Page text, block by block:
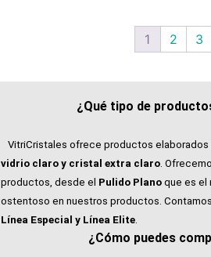
1 2 3
¿Qué tipo de
VitriCristales ofrece productos
vidrio claro y cristal extra claro.
productos, desde el Pulido Plano que es el
ostentoso en nuestros productos.
Línea Especial y Línea Elite.
¿Cómo puedes